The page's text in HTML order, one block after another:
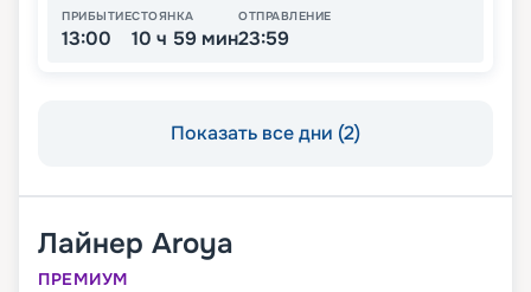
ПРИБЫТИЕ
13:00
СТОЯНКА
10 ч 59 мин
ОТПРАВЛЕНИЕ
23:59
Показать все дни (2)
Лайнер Aroya
ПРЕМИУМ